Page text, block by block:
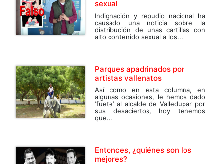
sexual
Indignación y repudio nacional ha
causado una noticia sobre la
distribución de unas cartillas con
alto contenido sexual a los...
Parques apadrinados por
artistas vallenatos
Así como en esta columna, en
algunas ocasiones, le hemos dado
‘fuete’ al alcalde de Valledupar por
sus desaciertos, hoy tenemos
que...
Entonces, ¿quiénes son los
mejores?